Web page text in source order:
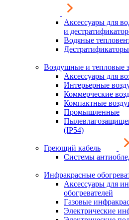
Аксессуары для
и
Водяные
Воздушные и тепловые
Аксессуары для
Интерьерные
Коммерческие
Компактные
Промышленные
(IP54)
Греющий кабель
Системы
Инфракрасные
Аксессуары для
обогревателей
Газовые
Электрические